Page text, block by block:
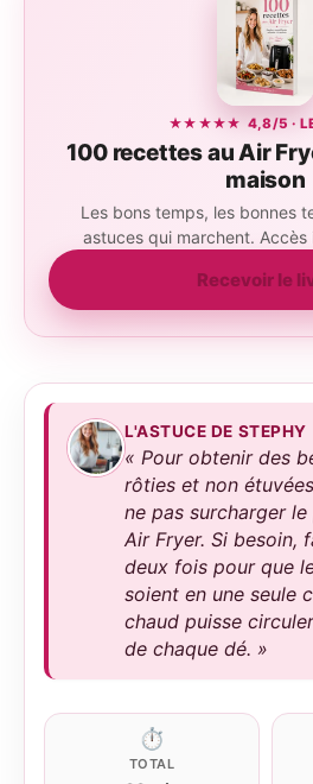
★★★★★ 4,8/5 · LE
100 recettes au Air
maison
Les bons temps, les bonnes
astuces qui marchent. Accès
Recevoir le
L'ASTUCE DE STEPHY
« Pour obtenir des
rôties et non
ne pas surcharger
Air Fryer. Si besoin,
deux fois pour que
soient en une seule
chaud puisse
de chaque dé. »
⏱
TOTAL